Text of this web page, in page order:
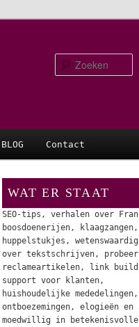
BLOG Contact
WAT ER STAAT
SEO-tips, verhalen over
boosdoenerijen, klaagzangen,
huppelstukjes,
over tekstschrijven,
reclameartikelen, link
support voor klanten,
huishoudelijke mededelingen,
ontboezemingen, elogieën en
moedwillig in betekenisvolle